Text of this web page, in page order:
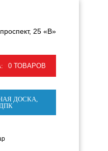
25 «В»
0 ТОВАРОВ
ДОСКА,